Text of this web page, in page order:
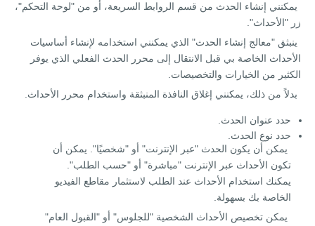
يمكنني إنشاء الحدث من قسم الروابط السريعة، أو من "لوحة التحكم"،
زر "الأحداث".
ينبثق "معالج إنشاء الحدث" الذي يمكنني استخدامه لإنشاء أساسيات
الأحداث الخاصة بي قبل الانتقال إلى محرر الحدث الفعلي الذي يوفر
الكثير من الخيارات والتخصيصات.
بدلاً من ذلك، يمكنني إغلاق النافذة المنبثقة واستخدام محرر الأحداث.
حدد عنوان الحدث.
حدد نوع الحدث.
يمكن أن يكون الحدث "عبر الإنترنت" أو "شخصيًا". يمكن أن
تكون الأحداث عبر الإنترنت "مباشرة" أو "حسب الطلب".
يمكنك استخدام الأحداث عند الطلب لاستثمار مقاطع الفيديو
الخاصة بك بسهولة.
يمكن تخصيص الأحداث الشخصية "للجلوس" أو "القبول العام"